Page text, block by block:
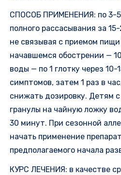
СПОСОБ ПРИМЕНЕНИЯ: по 3-5
полного рассасывания за
не связывая с приемом
начавшемся обострении —
воды — по 1 глотку через
симптомов, затем 1 раз в
снижать дозировку. Детям
гранулы на чайную ложку
30 минут. При сезонной
начать применение
предполагаемого начала
КУРС ЛЕЧЕНИЯ: в качестве